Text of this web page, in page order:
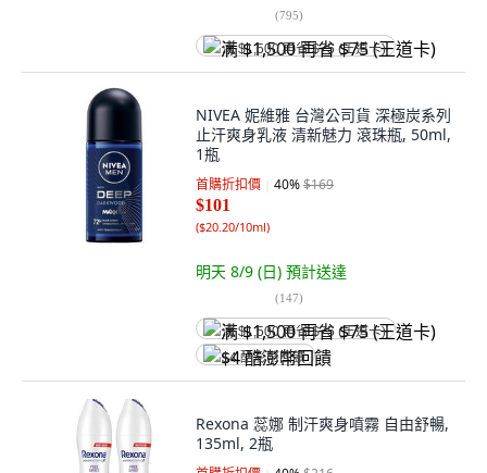
(795)
满 $1,500 再省 $75 (王道卡)
NIVEA 妮維雅 台灣公司貨 深極炭系列
止汗爽身乳液 清新魅力 滾珠瓶, 50ml,
1瓶
首購折扣價 40%$169
$101
($20.20/10ml)
明天 8/9 (日) 預計送達
(147)
满 $1,500 再省 $75 (王道卡)
$4 酷澎幣回饋
Rexona 蕊娜 制汗爽身噴霧 自由舒暢,
135ml, 2瓶